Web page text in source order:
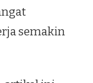
semakin